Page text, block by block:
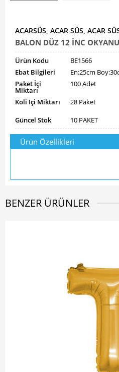
ACARSÜS, ACAR SÜS, ACAR
BALON DÜZ 12 İNC
Ürün Kodu
BE1566
Ebat Bilgileri
En:25cm
Paket İçi
Miktarı
100 Adet
Koli Içi Miktarı
28 Paket
Güncel Stok
10 PAKET
Ürün Özellikleri
BENZER ÜRÜNLER